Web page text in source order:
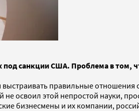
под санкции США. Проблема в том,
правильные отношения с
освоил этой непростой науки,
бизнесмены и их компании,